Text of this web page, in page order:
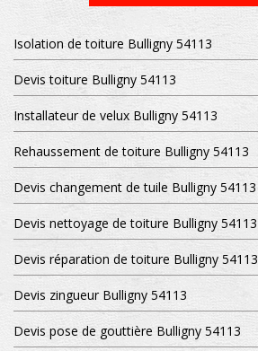
Isolation de toiture Bulligny 54113
Devis toiture Bulligny 54113
Installateur de velux Bulligny 54113
Rehaussement de toiture Bulligny 54113
Devis changement de tuile Bulligny 54113
Devis nettoyage de toiture Bulligny 54113
Devis réparation de toiture Bulligny 54113
Devis zingueur Bulligny 54113
Devis pose de gouttière Bulligny 54113